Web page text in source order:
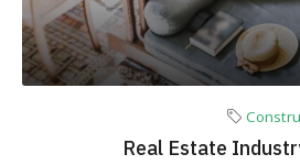
Real Estate